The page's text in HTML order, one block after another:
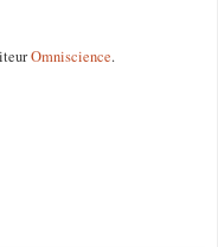
Omniscience.